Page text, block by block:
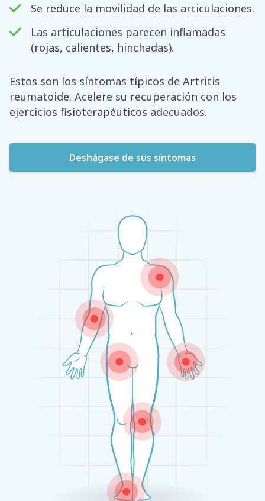
Se reduce la movilidad de las articulaciones.
Las articulaciones parecen inflamadas
(rojas, calientes, hinchadas).
Estos son los síntomas típicos de Artritis
reumatoide. Acelere su recuperación con los
ejercicios fisioterapéuticos adecuados.
Deshágase de sus síntomas